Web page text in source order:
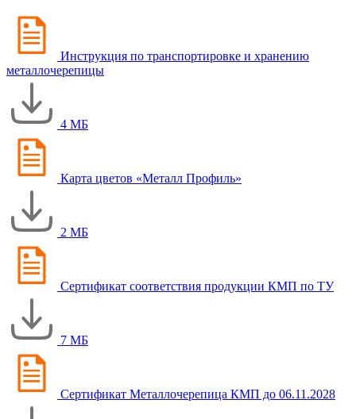
Инструкция по транспортировке и хранению
металлочерепицы
4 МБ
Карта цветов «Металл Профиль»
2 МБ
Сертификат соответствия продукции КМП по ТУ
7 МБ
Сертификат Металлочерепица КМП до 06.11.2028